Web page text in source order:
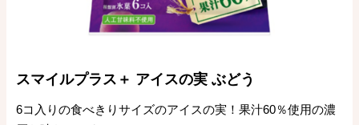
スマイルプラス＋ アイスの実 ぶどう
6コ入りの食べきりサイズのアイスの実！果汁60％使用の濃